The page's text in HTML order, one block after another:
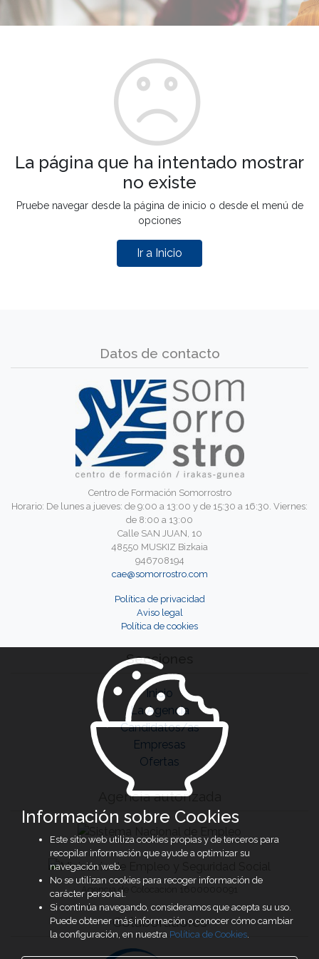
La página que ha intentado mostrar
no existe
Pruebe navegar desde la página de inicio o desde el menú de
opciones
Ir a Inicio
Datos de contacto
Centro de Formación Somorrostro
Horario: De lunes a jueves: de 9:00 a 13:00 y de 15:30 a 16:30. Viernes:
de 8:00 a 13:00
Calle SAN JUAN, 10
48550 MUSKIZ Bizkaia
946708194
cae@somorrostro.com
Política de privacidad
Aviso legal
Política de cookies
Secciones
Inicio
La Agencia
Candidatos/as
Empresas
Ofertas
Agencia autorizada
Agencia de Colocación 1600000091
Colaboradores
Información sobre Cookies
Este sitio web utiliza cookies propias y de terceros para
recopilar información que ayude a optimizar su
navegación web.
No se utilizan cookies para recoger información de
carácter personal.
Si continúa navegando, consideramos que acepta su uso.
Puede obtener más información o conocer cómo cambiar
la configuración, en nuestra Política de Cookies.